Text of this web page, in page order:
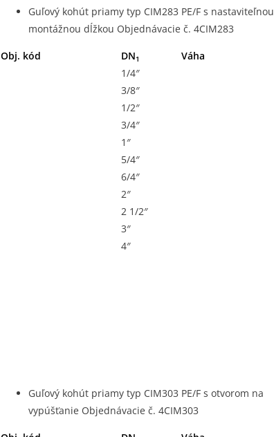
Guľový kohút priamy typ CIM283 PE/F s nastaviteľnou
montážnou dĺžkou Objednávacie č. 4CIM283
Obj. kód DN1
Váha
1/4″
3/8″
1/2″
3/4″
1″
5/4″
6/4″
2″
2 1/2″
3″
4″
Guľový kohút priamy typ CIM303 PE/F s otvorom na
vypúšťanie Objednávacie č. 4CIM303